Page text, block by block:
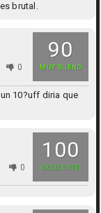
brutal.
90
MUY BUENO
0
10?uff diria que
100
EXCELENTE
0